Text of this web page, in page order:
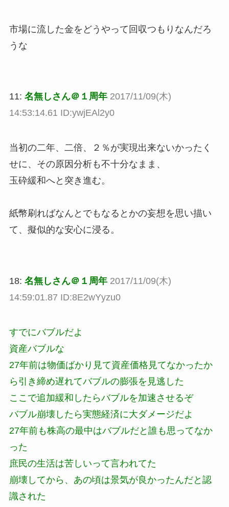
市場に流した金をどうやって回収つもりなんだろ
うな
11: 名無しさん＠１周年 2017/11/09(木)
14:53:14.61 ID:ywjEAl2y0
当初の二年、二倍、２％が実現出来ないかったく
せに、その原因分析も不十分なまま、
玉砕緩和へと突き進む。
紙幣刷ればなんとでもなるとかの妄想を思い描い
て、擬似的な安心に浸る。
18: 名無しさん＠１周年 2017/11/09(木)
14:59:01.87 ID:8E2wYyzu0
すでにバブルだよ
資産バブルな
27年前は物価ばかり見て資産価格見てなかったか
ら引き締め遅れてバブルの膨張を見逃した
ここで追加緩和したらバブルを加速させるぞ
バブル崩壊したら実態経済に大ダメージだよ
27年前も株高の最中はバブルだと誰も思ってなか
った
庶民の生活は苦しいって言われてた
崩壊してから、あの頃は景気が良かったんだと認
識された